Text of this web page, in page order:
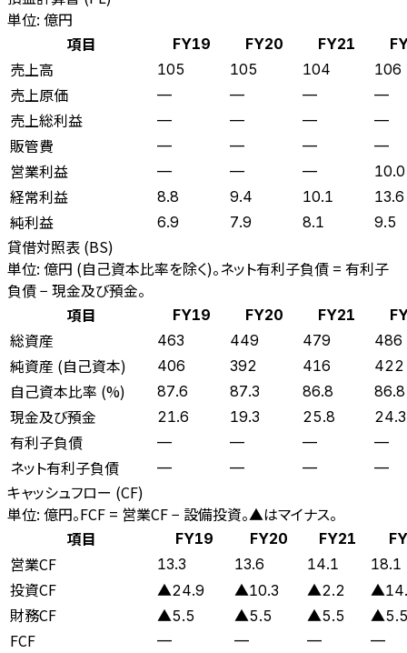
単位: 億円
項目
FY19 FY20 FY21
売上高 105 105 104 106
売上原価 — — — —
売上総利益 — — — —
販管費 — — — —
営業利益 — — — 10.0
経常利益 8.8 9.4 10.1 13.6
純利益 6.9 7.9 8.1 9.5
貸借対照表 (BS)
単位: 億円 (自己資本比率を除く)。ネット有利子負債 = 有利子
負債 − 現金及び預金。
項目
FY19 FY20 FY21
総資産 463 449 479 486
純資産 (自己資本) 406 392 416 422
自己資本比率 (%) 87.6 87.3 86.8 86.8
現金及び預金 21.6 19.3 25.8 24.3
有利子負債 — — — —
ネット有利子負債 — — — —
キャッシュフロー (CF)
単位: 億円。FCF = 営業CF − 設備投資。▲はマイナス。
項目
FY19 FY20 FY21
営業CF 13.3 13.6 14.1 18.1
投資CF ▲24.9 ▲10.3 ▲2.2
財務CF ▲5.5 ▲5.5 ▲5.5
FCF — — — —